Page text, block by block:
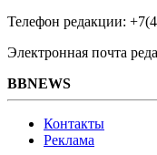
Телефон редакции:
Электронная почта
BBNEWS
Контакты
Реклама